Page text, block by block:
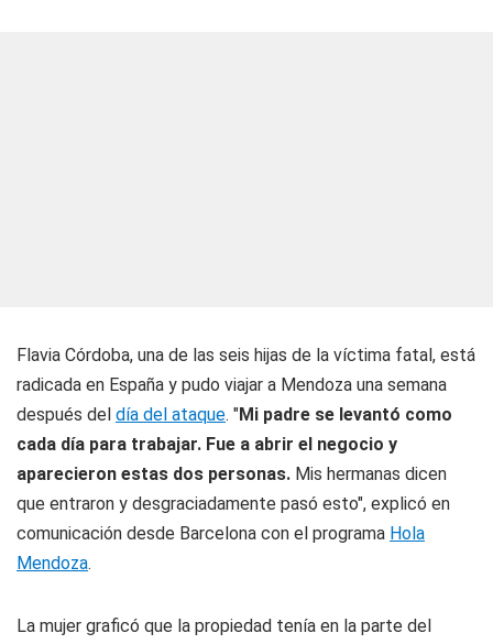
Flavia Córdoba, una de las seis hijas de la víctima fatal, está
radicada en España y pudo viajar a Mendoza una semana
después del día del ataque. "Mi padre se levantó como
cada día para trabajar. Fue a abrir el negocio y
aparecieron estas dos personas. Mis hermanas dicen
que entraron y desgraciadamente pasó esto", explicó en
comunicación desde Barcelona con el programa Hola
Mendoza.
La mujer graficó que la propiedad tenía en la parte del